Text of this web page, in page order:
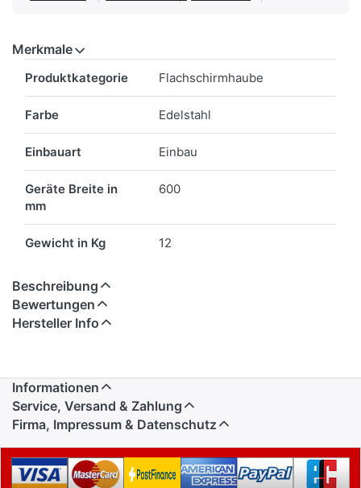
Merkmale
Produktkategorie Flachschirmhaube
Farbe Edelstahl
Einbauart Einbau
Geräte Breite in
mm
600
Gewicht in Kg 12
Beschreibung
Bewertungen
Hersteller Info
Informationen
Service, Versand & Zahlung
Firma, Impressum & Datenschutz